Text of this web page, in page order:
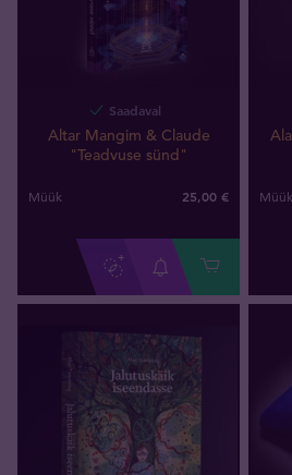
Saadaval
Altar Mangim & Claude
"Teadvuse sünd"
Müük 25,00 € Müük